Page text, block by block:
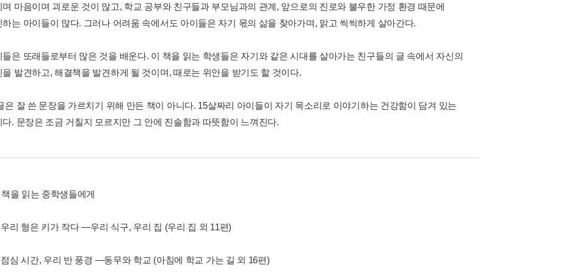
며 마음이며 괴로운 것이 많고, 학교 공부와 친구들과 부모님과의 관계, 앞으로의 진로와 불우한 가정 환경 때문에
하는 아이들이 많다. 그러나 어려움 속에서도 아이들은 자기 몫의 삶을 찾아가며, 맑고 씩씩하게 살아간다.
들은 또래들로부터 많은 것을 배운다. 이 책을 읽는 학생들은 자기와 같은 시대를 살아가는 친구들의 글 속에서 자신의
을 발견하고, 해결책을 발견하게 될 것이며, 때로는 위안을 받기도 할 것이다.
은 잘 쓴 문장을 가르치기 위해 만든 책이 아니다. 15살짜리 아이들이 자기 목소리로 이야기하는 건강함이 담겨 있는
다. 문장은 조금 거칠지 모르지만 그 안에 진솔함과 따뜻함이 느껴진다.
을 읽는 중학생들에게
리 형은 키가 작다 ―우리 식구, 우리 집 (우리 집 외 11편)
심 시간, 우리 반 풍경 ―동무와 학교 (아침에 학교 가는 길 외 16편)